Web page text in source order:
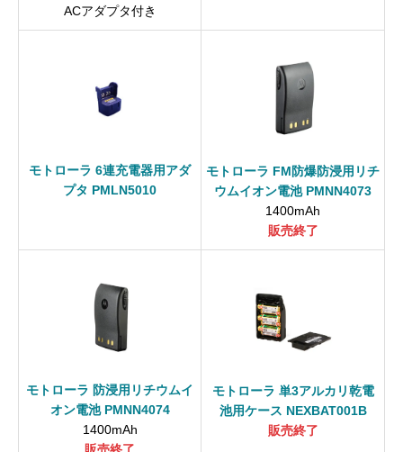
ACアダプタ付き
モトローラ 6連充電器用アダ
プタ PMLN5010
モトローラ FM防爆防浸用リチ
ウムイオン電池 PMNN4073
1400mAh
販売終了
モトローラ 防浸用リチウムイ
オン電池 PMNN4074
1400mAh
モトローラ 単3アルカリ乾電
池用ケース NEXBAT001B
販売終了